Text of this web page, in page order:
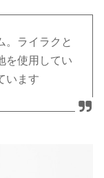
。ライラクと
を使用してい
います